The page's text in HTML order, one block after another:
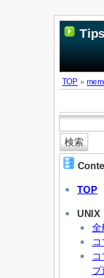
TOP »
TOP
UNIX
全
プ